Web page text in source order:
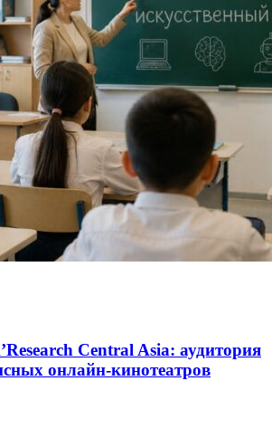
Central Asia: аудитория
онлайн-кинотеатров